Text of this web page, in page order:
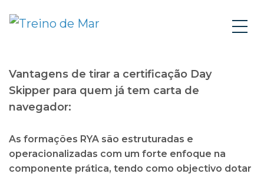
Vantagens de tirar a certificação Day
Skipper para quem já tem carta de
navegador:
As formações RYA são estruturadas e
operacionalizadas com um forte enfoque na
componente prática, tendo como objectivo dotar